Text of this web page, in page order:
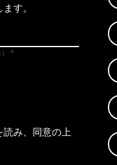
す。
読み、同意の上